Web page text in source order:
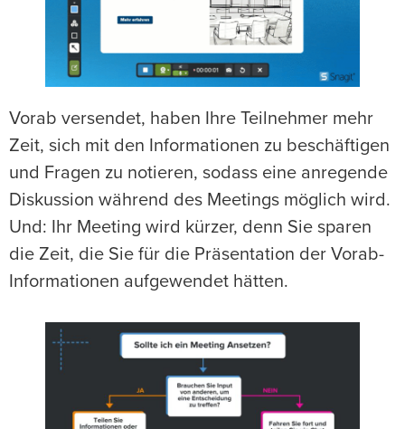
Vorab versendet, haben Ihre Teilnehmer mehr
Zeit, sich mit den Informationen zu beschäftigen
und Fragen zu notieren, sodass eine anregende
Diskussion während des Meetings möglich wird.
Und: Ihr Meeting wird kürzer, denn Sie sparen
die Zeit, die Sie für die Präsentation der Vorab-
Informationen aufgewendet hätten.